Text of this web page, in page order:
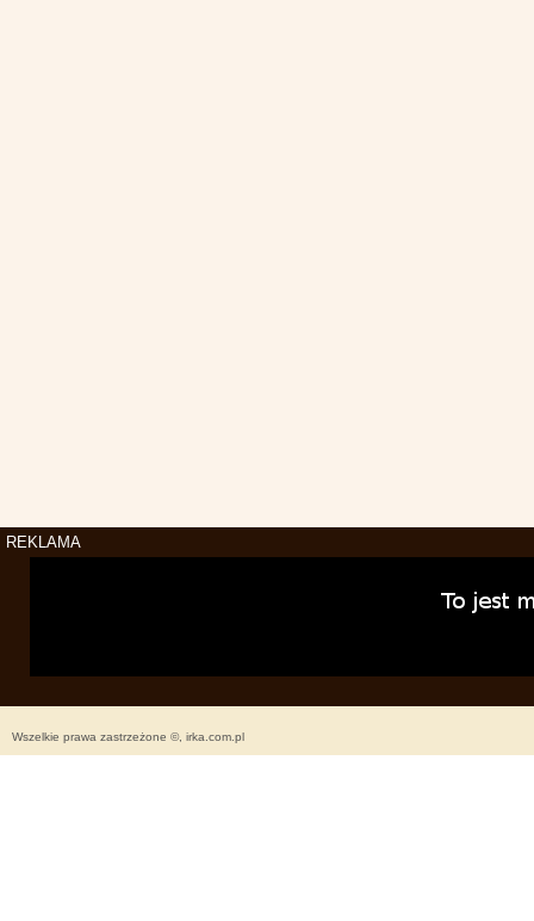
REKLAMA
Wszelkie prawa zastrzeżone ©, irka.com.pl